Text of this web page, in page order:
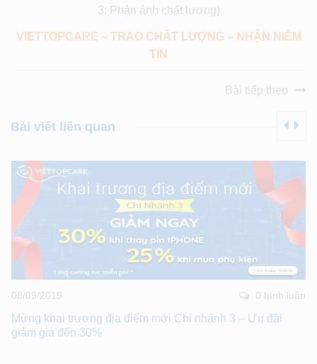
3: Phản ánh chất lượng)
VIETTOPCARE – TRAO CHẤT LƯỢNG – NHẬN NIỀM
TIN
Bài tiếp theo
Bài viết liên quan
08/09/2019 0 bình luân
Mừng khai trương địa điểm mới Chi nhánh 3 – Ưu đãi
giảm giá đến 30%